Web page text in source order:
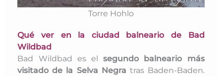
Torre Hohlo
Qué ver en la ciudad balneario de Bad
Wildbad
Bad Wildbad es elsegundo balneario más
visitado de la Selva Negra tras Baden-Baden.